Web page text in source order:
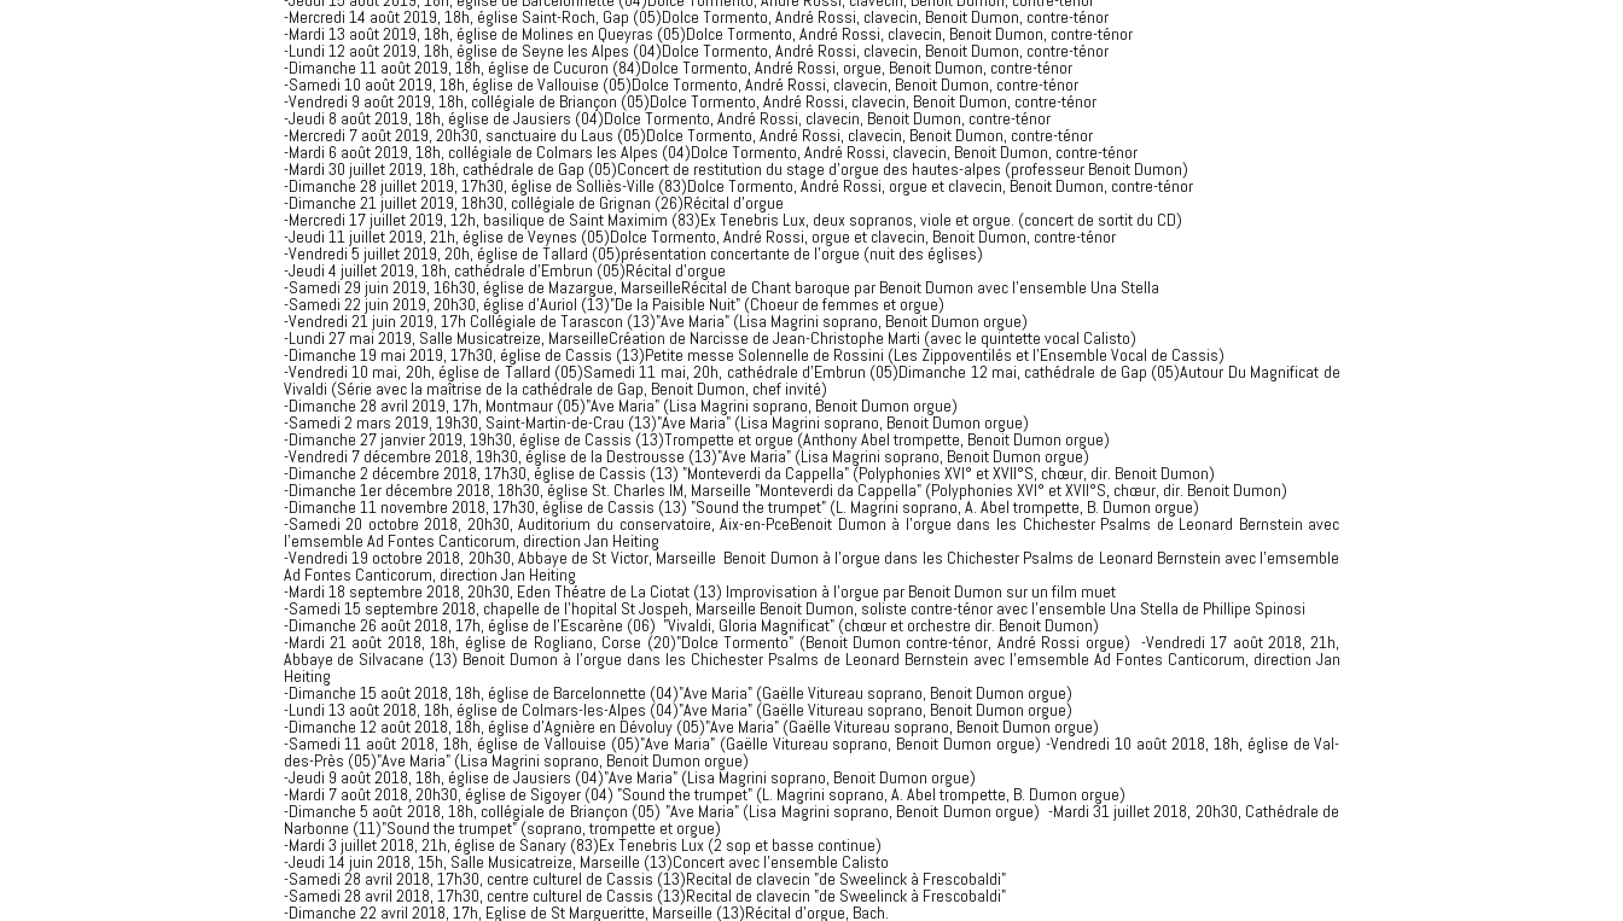
-Mercredi 14 août 2019, 18h, église Saint-Roch, Gap (05)Dolce Tormento, André Rossi, clavecin, Benoit Dumon, contre-ténor
-Mardi 13 août 2019, 18h, église de Molines en Queyras (05)Dolce Tormento, André Rossi, clavecin, Benoit Dumon, contre-ténor
-Lundi 12 août 2019, 18h, église de Seyne les Alpes (04)Dolce Tormento, André Rossi, clavecin, Benoit Dumon, contre-ténor
-Dimanche 11 août 2019, 18h, église de Cucuron (84)Dolce Tormento, André Rossi, orgue, Benoit Dumon, contre-ténor
-Samedi 10 août 2019, 18h, église de Vallouise (05)Dolce Tormento, André Rossi, clavecin, Benoit Dumon, contre-ténor
-Vendredi 9 août 2019, 18h, collégiale de Briançon (05)Dolce Tormento, André Rossi, clavecin, Benoit Dumon, contre-ténor
-Jeudi 8 août 2019, 18h, église de Jausiers (04)Dolce Tormento, André Rossi, clavecin, Benoit Dumon, contre-ténor
-Mercredi 7 août 2019, 20h30, sanctuaire du Laus (05)Dolce Tormento, André Rossi, clavecin, Benoit Dumon, contre-ténor
-Mardi 6 août 2019, 18h, collégiale de Colmars les Alpes (04)Dolce Tormento, André Rossi, clavecin, Benoit Dumon, contre-ténor
-Mardi 30 juillet 2019, 18h, cathédrale de Gap (05)Concert de restitution du stage d'orgue des hautes-alpes (professeur Benoit Dumon)
-Dimanche 28 juillet 2019, 17h30, église de Solliès-Ville (83)Dolce Tormento, André Rossi, orgue et clavecin, Benoit Dumon, contre-ténor
-Dimanche 21 juillet 2019, 18h30, collégiale de Grignan (26)Récital d'orgue
-Mercredi 17 juillet 2019, 12h, basilique de Saint Maximim (83)Ex Tenebris Lux, deux sopranos, viole et orgue. (concert de sortit du CD)
-Jeudi 11 juillet 2019, 21h, église de Veynes (05)Dolce Tormento, André Rossi, orgue et clavecin, Benoit Dumon, contre-ténor
-Vendredi 5 juillet 2019, 20h, église de Tallard (05)présentation concertante de l'orgue (nuit des églises)
-Jeudi 4 juillet 2019, 18h, cathédrale d'Embrun (05)Récital d'orgue
-Samedi 29 juin 2019, 16h30, église de Mazargue, MarseilleRécital de Chant baroque par Benoit Dumon avec l'ensemble Una Stella
-Samedi 22 juin 2019, 20h30, église d'Auriol (13)"De la Paisible Nuit" (Choeur de femmes et orgue)
-Vendredi 21 juin 2019, 17h Collégiale de Tarascon (13)"Ave Maria" (Lisa Magrini soprano, Benoit Dumon orgue)
-Lundi 27 mai 2019, Salle Musicatreize, MarseilleCréation de Narcisse de Jean-Christophe Marti (avec le quintette vocal Calisto)
-Dimanche 19 mai 2019, 17h30, église de Cassis (13)Petite messe Solennelle de Rossini (Les Zippoventilés et l'Ensemble Vocal de Cassis)
-Vendredi 10 mai, 20h, église de Tallard (05)Samedi 11 mai, 20h, cathédrale d'Embrun (05)Dimanche 12 mai, cathédrale de Gap (05)Autour Du Magnificat de
Vivaldi (Série avec la maîtrise de la cathédrale de Gap, Benoit Dumon, chef invité)
-Dimanche 28 avril 2019, 17h, Montmaur (05)"Ave Maria" (Lisa Magrini soprano, Benoit Dumon orgue)
-Samedi 2 mars 2019, 19h30, Saint-Martin-de-Crau (13)"Ave Maria" (Lisa Magrini soprano, Benoit Dumon orgue)
-Dimanche 27 janvier 2019, 19h30, église de Cassis (13)Trompette et orgue (Anthony Abel trompette, Benoit Dumon orgue)
-Vendredi 7 décembre 2018, 19h30, église de la Destrousse (13)"Ave Maria" (Lisa Magrini soprano, Benoit Dumon orgue)
-Dimanche 2 décembre 2018, 17h30, église de Cassis (13) "Monteverdi da Cappella" (Polyphonies XVI° et XVII°S, chœur, dir. Benoit Dumon)
-Dimanche 1er décembre 2018, 18h30, église St. Charles IM, Marseille "Monteverdi da Cappella" (Polyphonies XVI° et XVII°S, chœur, dir. Benoit Dumon)
-Dimanche 11 novembre 2018, 17h30, église de Cassis (13) "Sound the trumpet" (L. Magrini soprano, A. Abel trompette, B. Dumon orgue)
-Samedi 20 octobre 2018, 20h30, Auditorium du conservatoire, Aix-en-PceBenoit Dumon à l'orgue dans les Chichester Psalms de Leonard Bernstein avec
l'emsemble Ad Fontes Canticorum, direction Jan Heiting
-Vendredi 19 octobre 2018, 20h30, Abbaye de St Victor, Marseille Benoit Dumon à l'orgue dans les Chichester Psalms de Leonard Bernstein avec l'emsemble
Ad Fontes Canticorum, direction Jan Heiting
-Mardi 18 septembre 2018, 20h30, Eden Théatre de La Ciotat (13) Improvisation à l'orgue par Benoit Dumon sur un film muet
-Samedi 15 septembre 2018, chapelle de l'hopital St Jospeh, Marseille Benoit Dumon, soliste contre-ténor avec l'ensemble Una Stella de Phillipe Spinosi
-Dimanche 26 août 2018, 17h, église de l'Escarène (06) "Vivaldi, Gloria Magnificat" (chœur et orchestre dir. Benoit Dumon)
-Mardi 21 août 2018, 18h, église de Rogliano, Corse (20)"Dolce Tormento" (Benoit Dumon contre-ténor, André Rossi orgue) -Vendredi 17 août 2018, 21h,
Abbaye de Silvacane (13) Benoit Dumon à l'orgue dans les Chichester Psalms de Leonard Bernstein avec l'emsemble Ad Fontes Canticorum, direction Jan
Heiting
-Dimanche 15 août 2018, 18h, église de Barcelonnette (04)"Ave Maria" (Gaëlle Vitureau soprano, Benoit Dumon orgue)
-Lundi 13 août 2018, 18h, église de Colmars-les-Alpes (04)"Ave Maria" (Gaëlle Vitureau soprano, Benoit Dumon orgue)
-Dimanche 12 août 2018, 18h, église d'Agnière en Dévoluy (05)"Ave Maria" (Gaëlle Vitureau soprano, Benoit Dumon orgue)
-Samedi 11 août 2018, 18h, église de Vallouise (05)"Ave Maria" (Gaëlle Vitureau soprano, Benoit Dumon orgue) -Vendredi 10 août 2018, 18h, église de Val-
des-Près (05)"Ave Maria" (Lisa Magrini soprano, Benoit Dumon orgue)
-Jeudi 9 août 2018, 18h, église de Jausiers (04)"Ave Maria" (Lisa Magrini soprano, Benoit Dumon orgue)
-Mardi 7 août 2018, 20h30, église de Sigoyer (04) "Sound the trumpet" (L. Magrini soprano, A. Abel trompette, B. Dumon orgue)
-Dimanche 5 août 2018, 18h, collégiale de Briançon (05) "Ave Maria" (Lisa Magrini soprano, Benoit Dumon orgue) -Mardi 31 juillet 2018, 20h30, Cathédrale de
Narbonne (11)"Sound the trumpet" (soprano, trompette et orgue)
-Mardi 3 juillet 2018, 21h, église de Sanary (83)Ex Tenebris Lux (2 sop et basse continue)
-Jeudi 14 juin 2018, 15h, Salle Musicatreize, Marseille (13)Concert avec l'ensemble Calisto
-Samedi 28 avril 2018, 17h30, centre culturel de Cassis (13)Recital de clavecin "de Sweelinck à Frescobaldi"
-Samedi 28 avril 2018, 17h30, centre culturel de Cassis (13)Recital de clavecin "de Sweelinck à Frescobaldi"
-Dimanche 22 avril 2018, 17h, Eglise de St Margueritte, Marseille (13)Récital d'orgue, Bach.